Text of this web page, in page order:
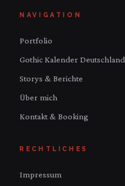
NAVIGATION
Portfolio
Gothic Kalender Deutschland
Storys & Berichte
Über mich
Kontakt & Booking
RECHTLICHES
Impressum